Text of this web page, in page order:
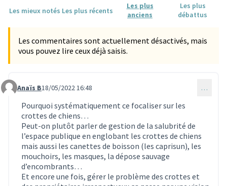
Les mieux notés Les plus récents
Les plus
anciens
Les plus
débattus
Les commentaires sont actuellement désactivés, mais
vous pouvez lire ceux déjà saisis.
Commentaire 1524
Anaïs B18/05/2022 16:48 …
Pourquoi systématiquement ce focaliser sur les
crottes de chiens…
Peut-on plutôt parler de gestion de la salubrité de
l’espace publique en englobant les crottes de chiens
mais aussi les canettes de boisson (les caprisun), les
mouchoirs, les masques, la dépose sauvage
d’encombrants…
Et encore une fois, gérer le problème des crottes et